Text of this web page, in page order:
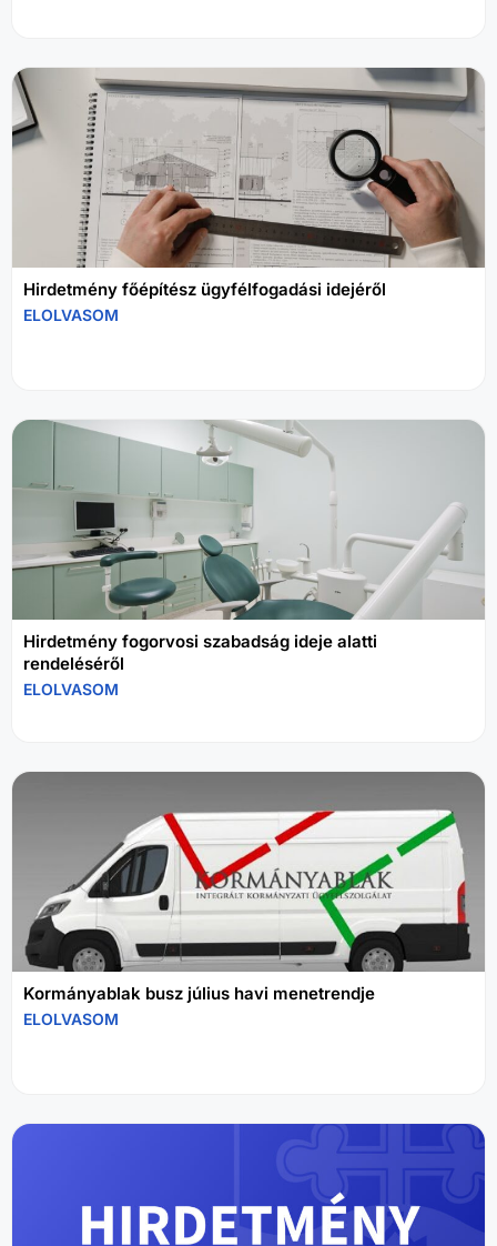
Hirdetmény főépítész ügyfélfogadási idejéről
ELOLVASOM
Hirdetmény fogorvosi szabadság ideje alatti
rendeléséről
ELOLVASOM
Kormányablak busz július havi menetrendje
ELOLVASOM